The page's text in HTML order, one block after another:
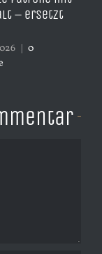
– ersetzt
| 0